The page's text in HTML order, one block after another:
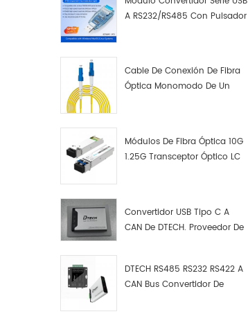
A RS232/RS485 Con Pulsador
Cable De Conexión De Fibra
Óptica Monomodo De Un
Módulos De Fibra Óptica 10G
1.25G Transceptor Óptico LC
Convertidor USB Tipo C A
CAN De DTECH. Proveedor De
DTECH RS485 RS232 RS422 A
CAN Bus Convertidor De